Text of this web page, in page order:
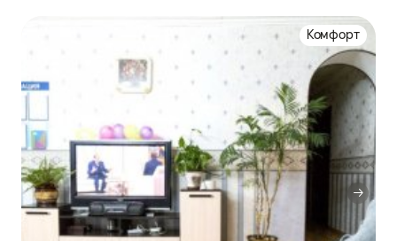
Комфорт